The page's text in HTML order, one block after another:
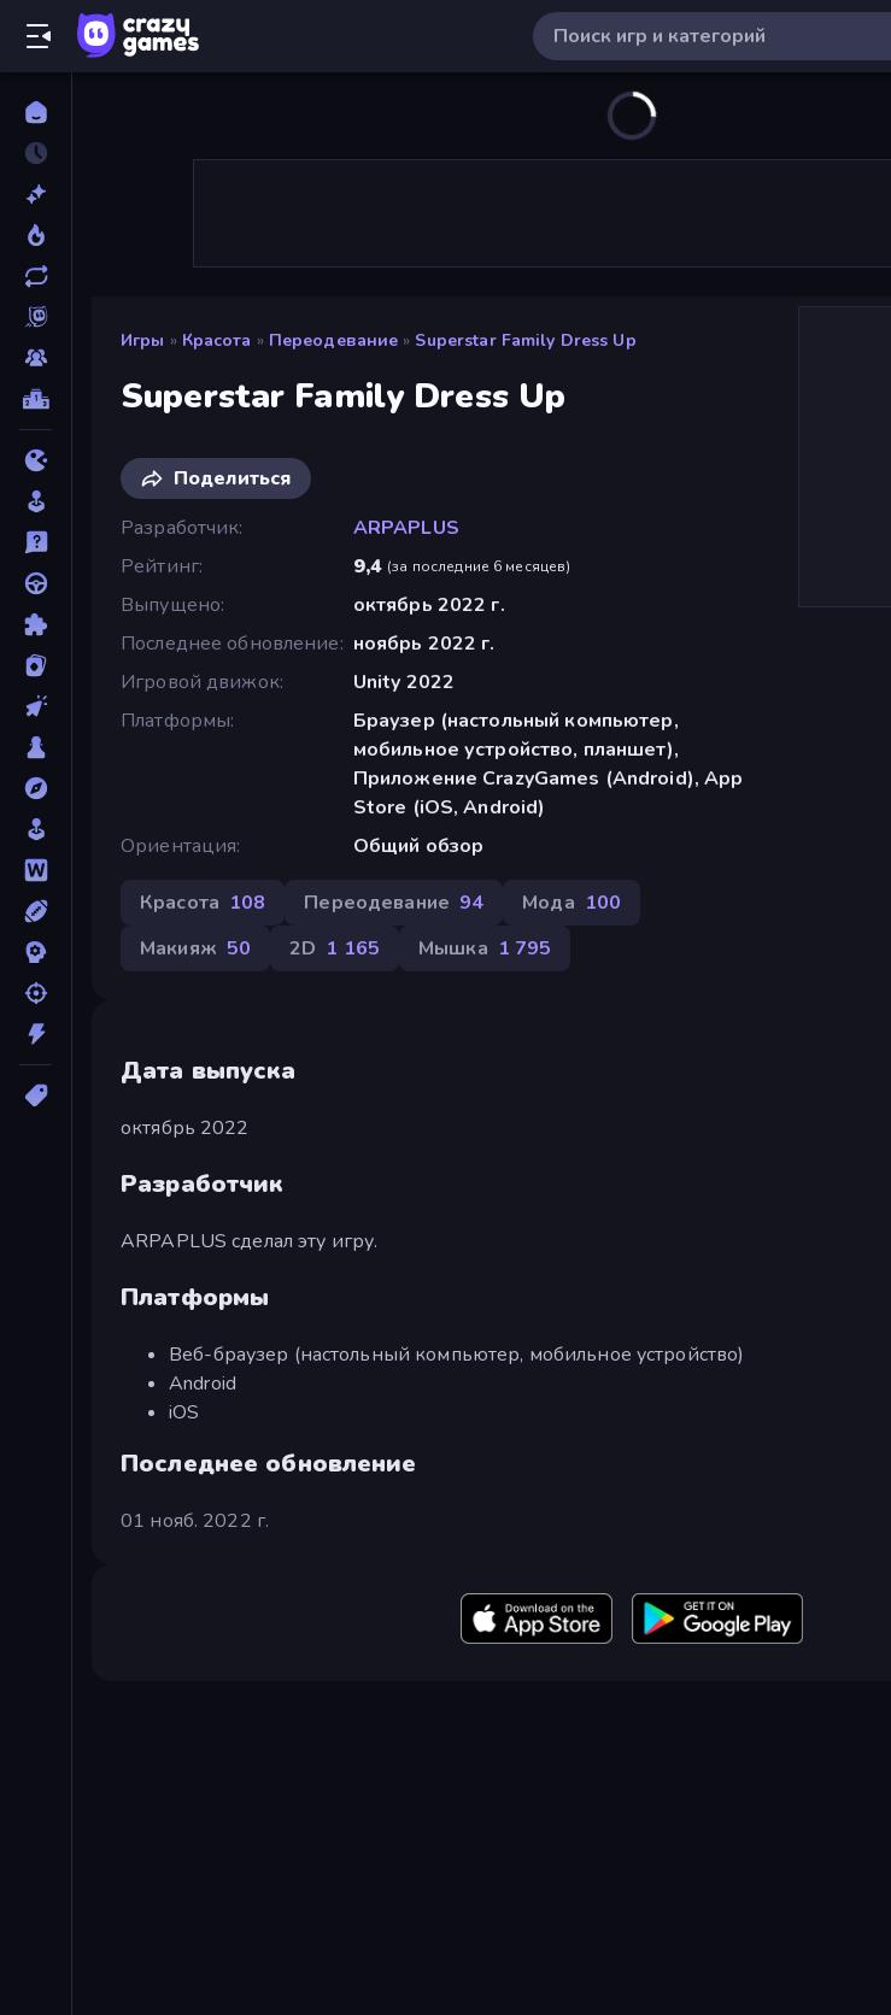
Игры » Красота » Переодевание » Superstar Family Dress Up
Superstar Family Dress Up
Поделиться
Разработчик
ARPAPLUS
Рейтинг
9,4 (за последние 6 месяцев)
Выпущено
октябрь 2022 г.
Последнее обновление
ноябрь 2022 г.
Игровой движок
Unity 2022
Платформы
Браузер (настольный компьютер,
мобильное устройство, планшет),
Приложение CrazyGames (Android), App
Store (iOS, Android)
Ориентация
Общий обзор
Красота 108 Переодевание 94 Мода 100
Макияж 50 2D 1 165 Мышка 1 795
Дата выпуска
октябрь 2022
Разработчик
ARPAPLUS сделал эту игру.
Платформы
Веб-браузер (настольный компьютер, мобильное устройство)
Android
iOS
Последнее обновление
01 нояб. 2022 г.